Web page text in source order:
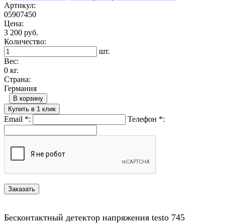
Артикул:
05907450
Цена:
3 200 руб.
Количество:
шт.
Вес:
0 кг.
Страна:
Германия
В корзину
Купить в 1 клик
Email *: Телефон *:
Бесконтактный детектор напряжения testo 745